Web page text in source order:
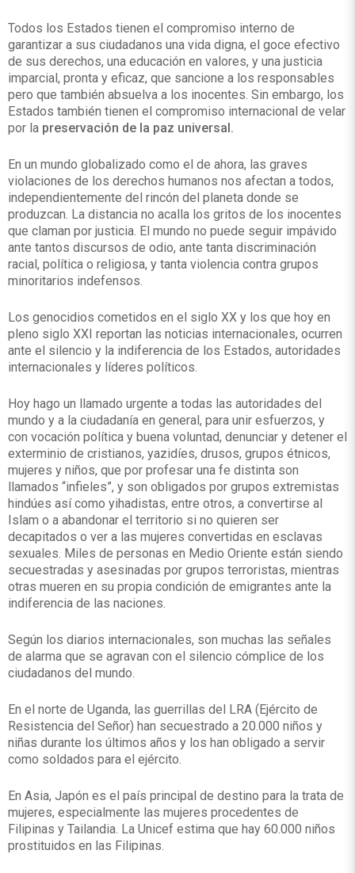
Todos los Estados tienen el compromiso interno de
garantizar a sus ciudadanos una vida digna, el goce efectivo
de sus derechos, una educación en valores, y una justicia
imparcial, pronta y eficaz, que sancione a los responsables
pero que también absuelva a los inocentes. Sin embargo, los
Estados también tienen el compromiso internacional de velar
por la preservación de la paz universal.
En un mundo globalizado como el de ahora, las graves
violaciones de los derechos humanos nos afectan a todos,
independientemente del rincón del planeta donde se
produzcan. La distancia no acalla los gritos de los inocentes
que claman por justicia. El mundo no puede seguir impávido
ante tantos discursos de odio, ante tanta discriminación
racial, política o religiosa, y tanta violencia contra grupos
minoritarios indefensos.
Los genocidios cometidos en el siglo XX y los que hoy en
pleno siglo XXI reportan las noticias internacionales, ocurren
ante el silencio y la indiferencia de los Estados, autoridades
internacionales y líderes políticos.
Hoy hago un llamado urgente a todas las autoridades del
mundo y a la ciudadanía en general, para unir esfuerzos, y
con vocación política y buena voluntad, denunciar y detener el
exterminio de cristianos, yazidíes, drusos, grupos étnicos,
mujeres y niños, que por profesar una fe distinta son
llamados “infieles”, y son obligados por grupos extremistas
hindúes así como yihadistas, entre otros, a convertirse al
Islam o a abandonar el territorio si no quieren ser
decapitados o ver a las mujeres convertidas en esclavas
sexuales. Miles de personas en Medio Oriente están siendo
secuestradas y asesinadas por grupos terroristas, mientras
otras mueren en su propia condición de emigrantes ante la
indiferencia de las naciones.
Según los diarios internacionales, son muchas las señales
de alarma que se agravan con el silencio cómplice de los
ciudadanos del mundo.
En el norte de Uganda, las guerrillas del LRA (Ejército de
Resistencia del Señor) han secuestrado a 20.000 niños y
niñas durante los últimos años y los han obligado a servir
como soldados para el ejército.
En Asia, Japón es el país principal de destino para la trata de
mujeres, especialmente las mujeres procedentes de
Filipinas y Tailandia. La Unicef estima que hay 60.000 niños
prostituidos en las Filipinas.